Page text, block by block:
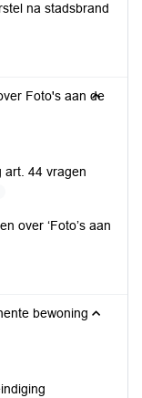
na stadsbrand
Foto's aan de
art. 44 vragen
over ‘Foto’s aan
bewoning